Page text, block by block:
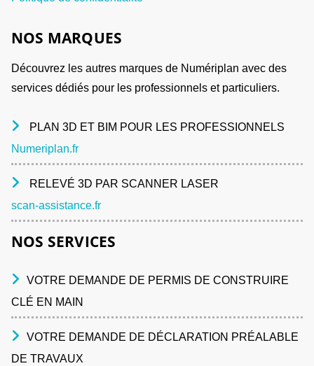
NOS MARQUES
Découvrez les autres marques de Numériplan avec des
services dédiés pour les professionnels et particuliers.
PLAN 3D ET BIM POUR LES PROFESSIONNELS
Numeriplan.fr
RELEVÉ 3D PAR SCANNER LASER
scan-assistance.fr
NOS SERVICES
VOTRE DEMANDE DE PERMIS DE CONSTRUIRE
CLÉ EN MAIN
VOTRE DEMANDE DE DÉCLARATION PRÉALABLE
DE TRAVAUX